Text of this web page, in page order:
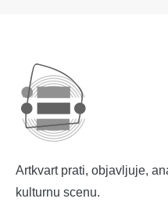
Artkvart prati, objavljuje,
kulturnu scenu.